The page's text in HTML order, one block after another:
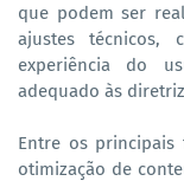
que podem ser
ajustes técnicos,
experiência do
adequado às
Entre os principais
otimização de